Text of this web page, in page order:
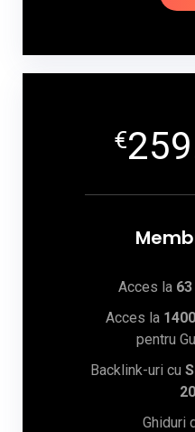
€
Acces la 63
Acces la
pentru
Backlink-uri cu
Ghiduri